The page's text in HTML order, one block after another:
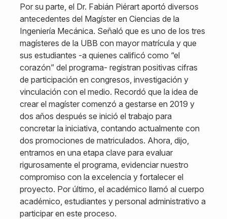
Por su parte, el Dr. Fabián Piérart aportó diversos
antecedentes del Magíster en Ciencias de la
Ingeniería Mecánica. Señaló que es uno de los tres
magísteres de la UBB con mayor matrícula y que
sus estudiantes -a quienes calificó como “el
corazón” del programa- registran positivas cifras
de participación en congresos, investigación y
vinculación con el medio. Recordó que la idea de
crear el magíster comenzó a gestarse en 2019 y
dos años después se inició el trabajo para
concretar la iniciativa, contando actualmente con
dos promociones de matriculados. Ahora, dijo,
entramos en una etapa clave para evaluar
rigurosamente el programa, evidenciar nuestro
compromiso con la excelencia y fortalecer el
proyecto. Por último, el académico llamó al cuerpo
académico, estudiantes y personal administrativo a
participar en este proceso.